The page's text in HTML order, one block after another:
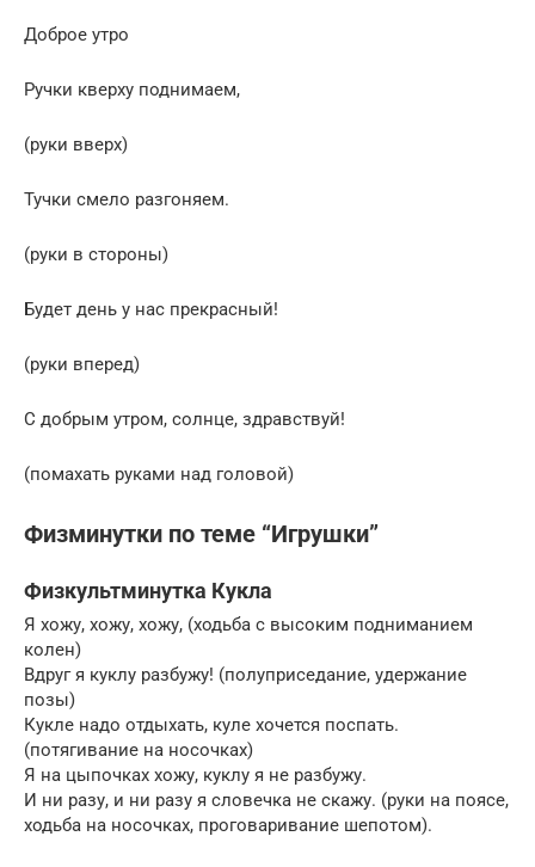
Доброе утро
Ручки кверху поднимаем,
(руки вверх)
Тучки смело разгоняем.
(руки в стороны)
Будет день у нас прекрасный!
(руки вперед)
С добрым утром, солнце, здравствуй!
(помахать руками над головой)
Физминутки по теме “Игрушки”
Физкультминутка Кукла
Я хожу, хожу, хожу, (ходьба с высоким подниманием
колен)
Вдруг я куклу разбужу! (полуприседание, удержание
позы)
Кукле надо отдыхать, куле хочется поспать.
(потягивание на носочках)
Я на цыпочках хожу, куклу я не разбужу.
И ни разу, и ни разу я словечка не скажу. (руки на поясе,
ходьба на носочках, проговаривание шепотом).